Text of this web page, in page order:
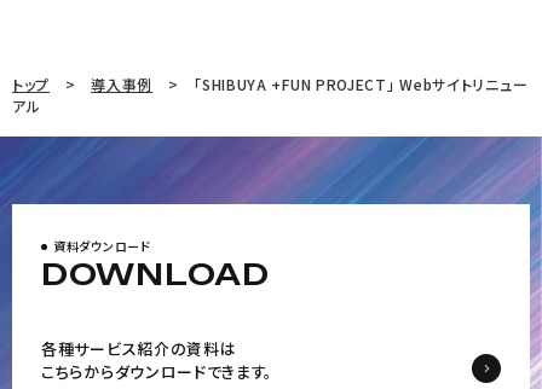
トップ 導入事例
「SHIBUYA +FUN PROJECT」 Webサイトリニュー
アル
資料ダウンロード
DOWNLOAD
各種サービス紹介の資料は
こちらからダウンロードできます。